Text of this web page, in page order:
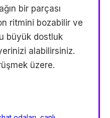
bir parçası
ritmini bozabilir ve
büyük dostluk
alabilirsiniz.
üzere.